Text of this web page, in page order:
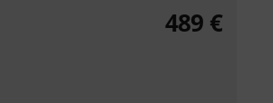
489 €